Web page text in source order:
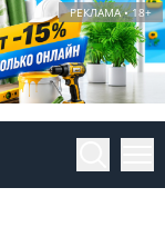
РЕКЛАМА • 18+